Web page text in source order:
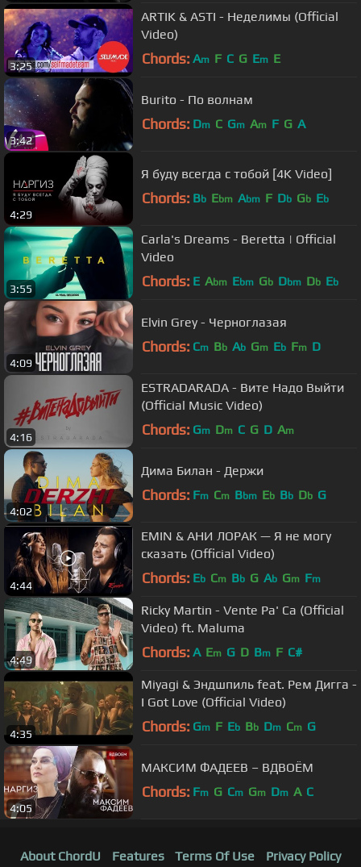
3:25
ARTIK & ASTI - Неделимы (Official
Video)
Chords: Am F C G Em E
3:42
Burito - По волнам
Chords: Dm C Gm Am F G A
4:29
Я буду всегда с тобой [4K Video]
Chords: Bb Ebm Abm F Db Gb Eb
3:55
Carla's Dreams - Beretta | Official
Video
Chords: E Abm Ebm Gb Dbm Db Eb
4:09
Elvin Grey - Черноглазая
Chords: Cm Bb Ab Gm Eb Fm D
4:16
ESTRADARADA - Вите Надо Выйти
(Official Music Video)
Chords: Gm Dm C G D Am
4:02
Дима Билан - Держи
Chords: Fm Cm Bbm Eb Bb Db G
4:44
EMIN & АНИ ЛОРАК — Я не могу
сказать (Official Video)
Chords: Eb Cm Bb G Ab Gm Fm
4:49
Ricky Martin - Vente Pa' Ca (Official
Video) ft. Maluma
Chords: A Em G D Bm F C#
4:35
Miyagi & Эндшпиль feat. Рем Дигга -
I Got Love (Official Video)
Chords: Gm F Eb Bb Dm Cm G
4:05
МАКСИМ ФАДЕЕВ – ВДВОЁМ
Chords: Fm G Cm Gm Dm A C
About ChordU Features Terms Of Use Privacy Policy